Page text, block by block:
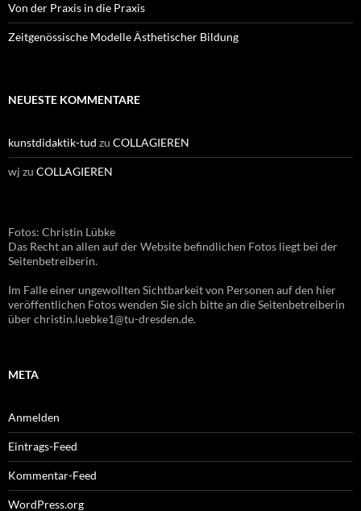
Von der Praxis in die Praxis
Zeitgenössische Modelle Ästhetischer Bildung
NEUESTE KOMMENTARE
kunstdidaktik-tud zu COLLAGIEREN
wj zu COLLAGIEREN
Fotos: Christin Lübke
Das Recht an allen auf der Website befindlichen Fotos liegt bei der
Seitenbetreiberin.
Im Falle einer ungewollten Sichtbarkeit von Personen auf den hier
veröffentlichen Fotos wenden Sie sich bitte an die Seitenbetreiberin
über christin.luebke1@tu-dresden.de.
META
Anmelden
Eintrags-Feed
Kommentar-Feed
WordPress.org